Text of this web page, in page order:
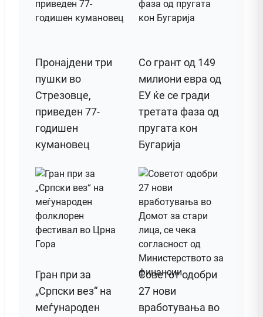
Пронајдени три
пушки во
Стрезовце,
приведен 77-
годишен
кумановец
Со грант од 149
милиони евра од
ЕУ ќе се гради
третата фаза од
пругата кон
Бугарија
Гран при за
„Српски вез“ на
меѓународен
Советот одобри
27 нови
вработувања во